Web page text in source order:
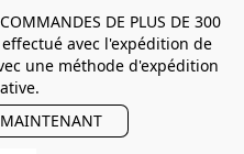
DE PLUS DE 300
effectué avec l'expédition de
une méthode d'expédition